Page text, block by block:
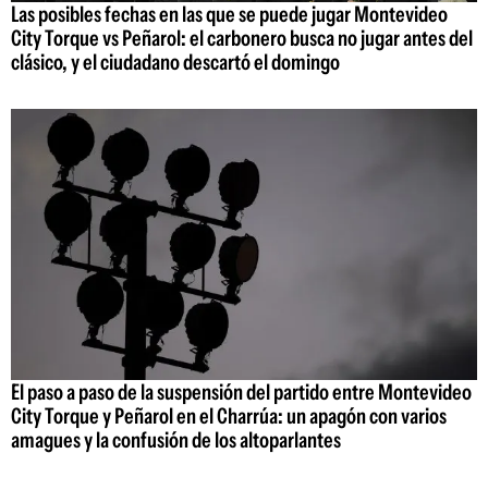
Las posibles fechas en las que se puede jugar Montevideo
City Torque vs Peñarol: el carbonero busca no jugar antes del
clásico, y el ciudadano descartó el domingo
El paso a paso de la suspensión del partido entre Montevideo
City Torque y Peñarol en el Charrúa: un apagón con varios
amagues y la confusión de los altoparlantes